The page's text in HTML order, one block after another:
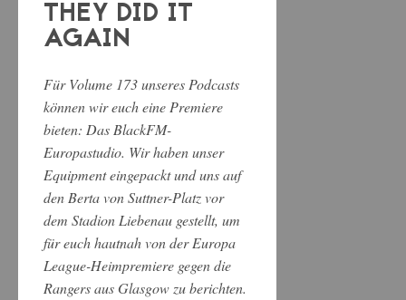
THEY DID IT
AGAIN
Für Volume 173 unseres Podcasts
können wir euch eine Premiere
bieten: Das BlackFM-
Europastudio. Wir haben unser
Equipment eingepackt und uns auf
den Berta von Suttner-Platz vor
dem Stadion Liebenau gestellt, um
für euch hautnah von der Europa
League-Heimpremiere gegen die
Rangers aus Glasgow zu berichten.